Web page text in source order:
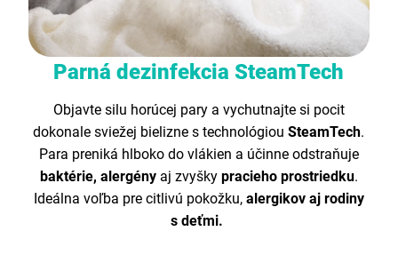
Parná dezinfekcia SteamTech
Objavte silu horúcej pary a vychutnajte si pocit
dokonale sviežej bielizne s technológiouSteamTech.
Para preniká hlboko do vlákien a účinne odstraňuje
baktérie, alergényaj zvyškypracieho prostriedku.
Ideálna voľba pre citlivú pokožku,alergikov aj rodiny
s deťmi.